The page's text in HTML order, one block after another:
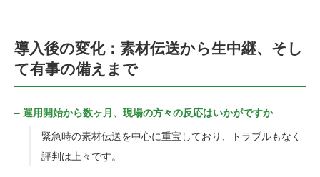
導入後の変化：素材伝送から生中継、そし
て有事の備えまで
– 運用開始から数ヶ月、現場の方々の反応はいかがですか
緊急時の素材伝送を中心に重宝しており、トラブルもなく
評判は上々です。